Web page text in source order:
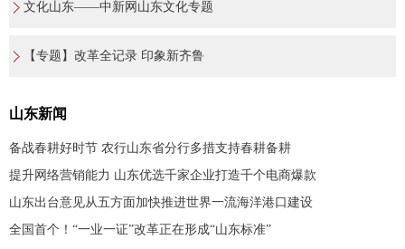
文化山东——中新网山东文化专题
【专题】改革全记录 印象新齐鲁
山东新闻
备战春耕好时节 农行山东省分行多措支持春耕备耕
提升网络营销能力 山东优选千家企业打造千个电商爆款
山东出台意见从五方面加快推进世界一流海洋港口建设
全国首个！“一业一证”改革正在形成“山东标准”